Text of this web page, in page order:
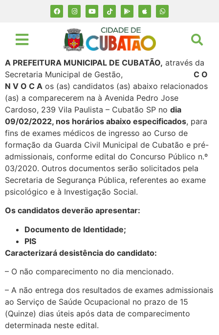
A PREFEITURA MUNICIPAL DE CUBATÃO, através da
Secretaria Municipal de Gestão, C O
N V O C A os (as) candidatos (as) abaixo relacionados
(as) a comparecerem na à Avenida Pedro Jose
Cardoso, 239 Vila Paulista – Cubatão SP no dia
09/02/2022, nos horários abaixo especificados, para
fins de exames médicos de ingresso ao Curso de
formação da Guarda Civil Municipal de Cubatão e pré-
admissionais, conforme edital do Concurso Público n.º
03/2020. Outros documentos serão solicitados pela
Secretaria de Segurança Pública, referentes ao exame
psicológico e à Investigação Social.
Os candidatos deverão apresentar:
Documento de Identidade;
PIS
Caracterizará desistência do candidato:
– O não comparecimento no dia mencionado.
– A não entrega dos resultados de exames admissionais
ao Serviço de Saúde Ocupacional no prazo de 15
(Quinze) dias úteis após data de comparecimento
determinada neste edital.